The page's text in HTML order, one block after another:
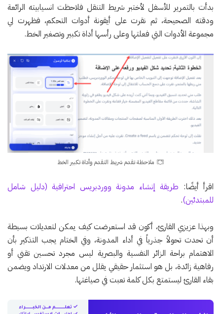
بدأت بالتمرير للأسفل لأختبر شريط التنقل فلاحظت انسيابيته الرائعة
ودقته الصحيحة، ثم نقرت على أيقونة أدوات التحكم، فظهرت لي
مجموعة الأدوات التي فعلتها وعلى رأسها أداة تكبير وتصغير الخط.
ملاحظة تقدم شريط التقدم وأداة تكبير الخط
اقرأ أيضًا: طريقة إنشاء مدونة ووردبريس احترافية (دليل شامل
للمبتدئين).
وبهذا عزيزي القارئ، أكون قد استعرضت كيف يمكن لتعديلات بسيطة
أن تحدث تحولاً جذرياً في أداء المدونة، وفي الختام يجب التذكير بأن
الاهتمام براحة الزائر النفسية والبصرية ليس مجرد تحسين تقني أو
رفاهية زائدة، بل هو استثمار حقيقي يقلل من معدلات الارتداد ويضمن
بقاء القارئ ليستمتع بكل كلمة تعبت في صياغتها.